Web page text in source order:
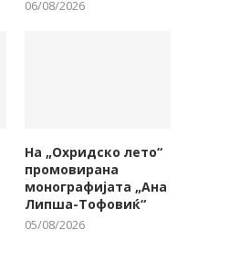
06/08/2026
На „Охридско лето“
промовирана
монографијата „Ана
Липша-Тофовиќ“
05/08/2026